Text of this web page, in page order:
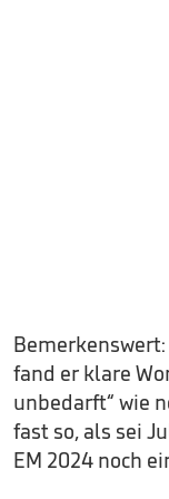
fand er klare
unbedarft“ wie
fast so, als sei
EM 2024 noch